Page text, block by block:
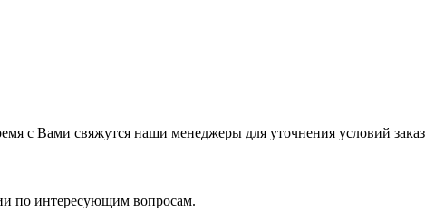
с Вами свяжутся наши менеджеры для уточнения условий
по интересующим вопросам.